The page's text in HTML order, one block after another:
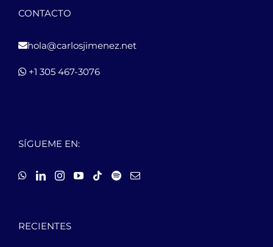
CONTACTO
hola@carlosjimenez.net
+1 305 467-3076
SÍGUEME EN:
RECIENTES